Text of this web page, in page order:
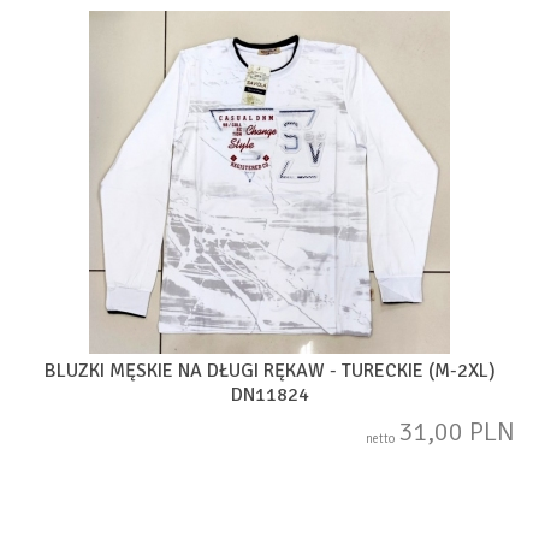
BLUZKI MĘSKIE NA DŁUGI RĘKAW - TURECKIE (M-2XL)
DN11824
netto 31,00 PLN